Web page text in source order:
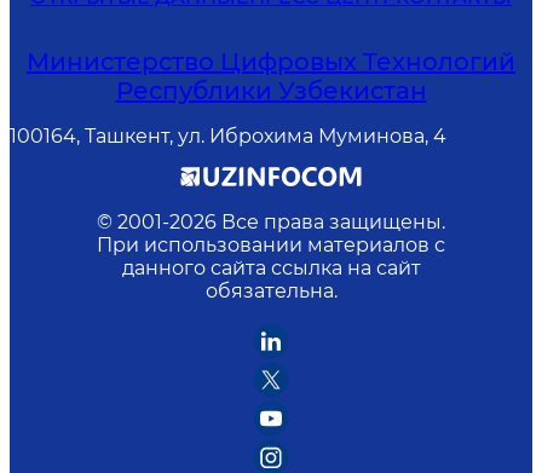
Министерство Цифровых Технологий
Республики Узбекистан
100164, Ташкент, ул. Иброхима Муминова, 4
© 2001-2026 Все права защищены.
При использовании материалов с
данного сайта ссылка на сайт
обязательна.